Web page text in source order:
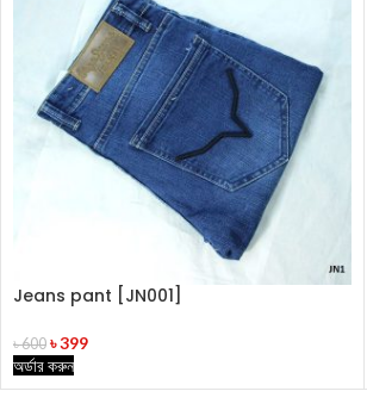
Jeans pant [JN001]
৳600 ৳399
অর্ডার করুন